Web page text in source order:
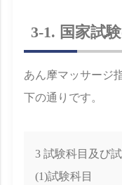
3-1. 国家試
あん摩マッサージ
下の通りです。
3 試験科目及び
(1)試験科目